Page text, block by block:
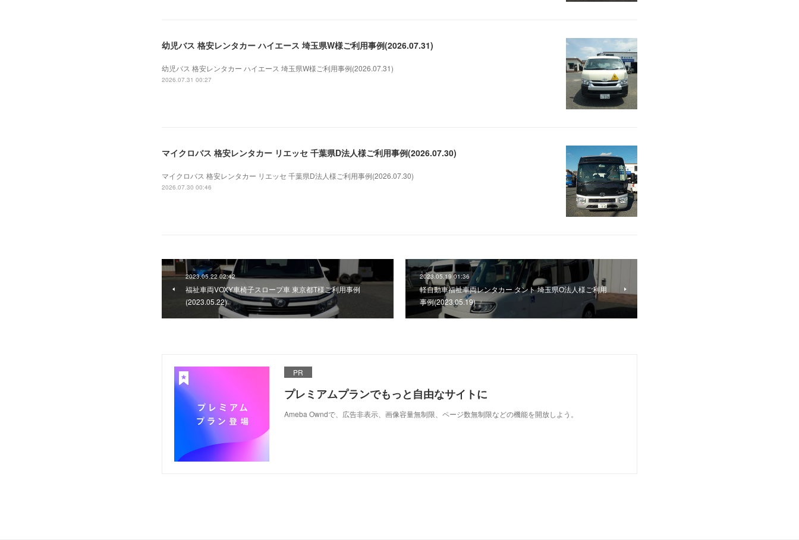
幼児バス 格安レンタカー ハイエース 埼玉県W様ご利用事例(2026.07.31)
幼児バス 格安レンタカー ハイエース 埼玉県W様ご利用事例(2026.07.31)
2026.07.31 00:27
マイクロバス 格安レンタカー リエッセ 千葉県D法人様ご利用事例(2026.07.30)
マイクロバス 格安レンタカー リエッセ 千葉県D法人様ご利用事例(2026.07.30)
2026.07.30 00:46
2023.05.22 02:42
福祉車両VOXY車椅子スロープ車 東京都T様ご利用事例
(2023.05.22)
2023.05.19 01:36
軽自動車福祉車両レンタカー タント 埼玉県O法人様ご利用
事例(2023.05.19)
PR
プレミアムプランでもっと自由なサイトに
Ameba Owndで、広告非表示、画像容量無制限、ページ数無制限などの機能を開放しよう。